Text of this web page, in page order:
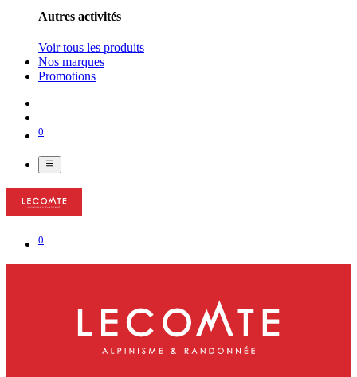
Autres activités
Voir tous les produits
Nos marques
Promotions
0
0